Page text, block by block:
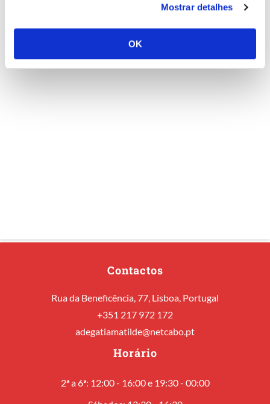
Mostrar detalhes
OK
Contactos
Rua da Beneficência, 77, Lisboa, Portugal
+351 217 972 172
adegatiamatilde@netcabo.pt
Horário
2ª a 6ª: 12:00 - 16:00 e 19:30 - 00:00